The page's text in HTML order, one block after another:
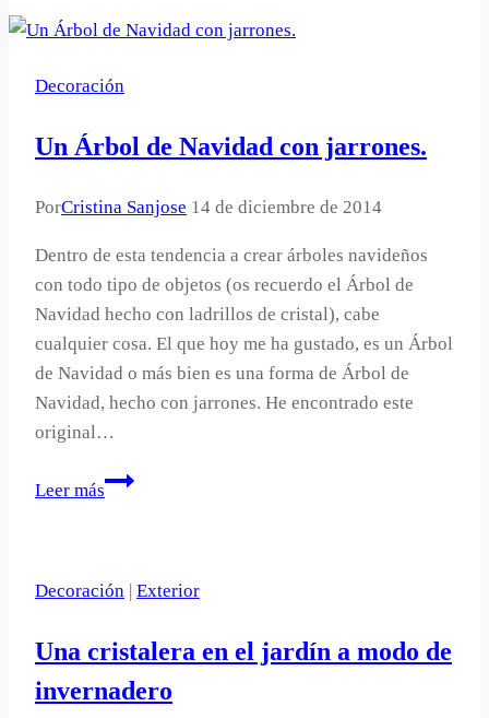
y
Decoración
Un Árbol de Navidad con jarrones.
PorCristina Sanjose 14 de diciembre de 2014
Dentro de esta tendencia a crear árboles navideños
con todo tipo de objetos (os recuerdo el Árbol de
Navidad hecho con ladrillos de cristal), cabe
cualquier cosa. El que hoy me ha gustado, es un Árbol
de Navidad o más bien es una forma de Árbol de
Navidad, hecho con jarrones. He encontrado este
original…
Leer más
Un
con
Decoración | Exterior
Una cristalera en el jardín a modo de
invernadero